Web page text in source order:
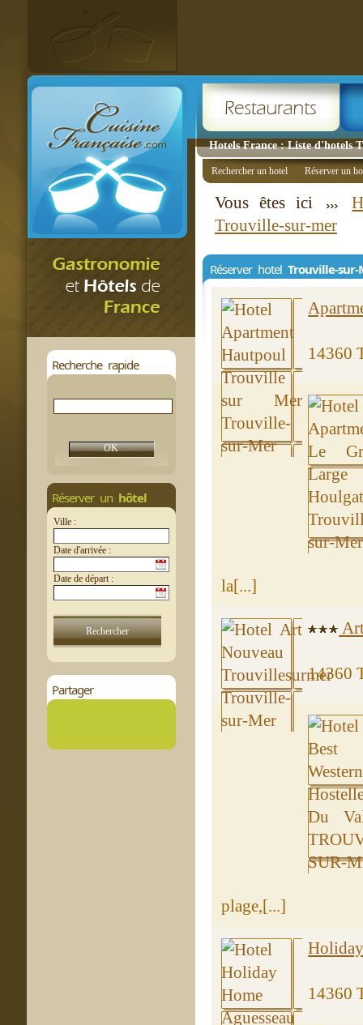
Hotels France : Liste d'hotels
Recherche rapide
Réserver un hôtel
Ville :
Date d'arrivée :
Date de départ :
Partager
Rechercher un hotel Réserver un
Vous êtes ici
Trouville-sur-mer
Réserver hotel Trouville-sur-
14360
la[...]
14360
plage,[...]
14360